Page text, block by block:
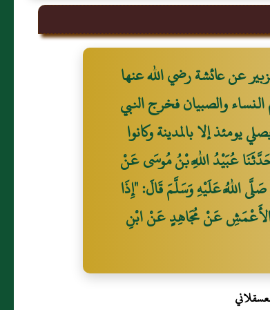
عن عائشة رضي الله عنها
والصبيان فخرج النبي
إلا بالمدينة وكانوا
فيما بين أن يغيب الشفق إلى ثلث الليل الأول 865- حَدَّثَنَا عُبَيْدُ اللَّهِ بْنُ مُوسَى عَنْ
اللَّهُ عَلَيْهِ وَسَلَّمَ قَالَ: "إِذَا
الأَعْمَشِ عَنْ مُجَاهِدٍ عَنْ ابْنِ